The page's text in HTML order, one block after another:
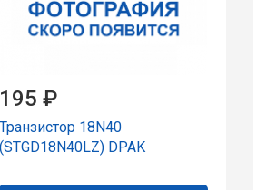
195 ₽
Транзистор 18N40
(STGD18N40LZ) DPAK